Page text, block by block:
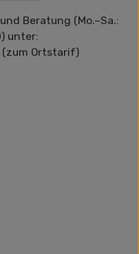
Beratung (Mo.–Sa.:
unter:
Ortstarif)